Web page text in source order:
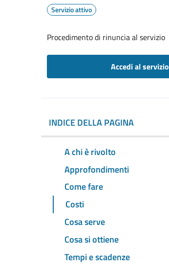
Servizio attivo
Procedimento di rinuncia al servizio
Accedi al servizio
INDICE DELLA PAGINA
A chi è rivolto
Approfondimenti
Come fare
Costi
Cosa serve
Cosa si ottiene
Tempi e scadenze